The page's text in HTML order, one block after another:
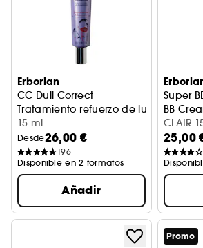
Erborian
CC Dull Correct
Tratamiento refuerzo de luminosidad
15 ml
Desde26,00 €
196
Disponible en 2 formatos
Añadir
Super
BB
CLAIR
25,00
Promo